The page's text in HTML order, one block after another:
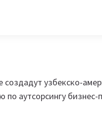
создадут узбекско-
по аутсорсингу бизнес-